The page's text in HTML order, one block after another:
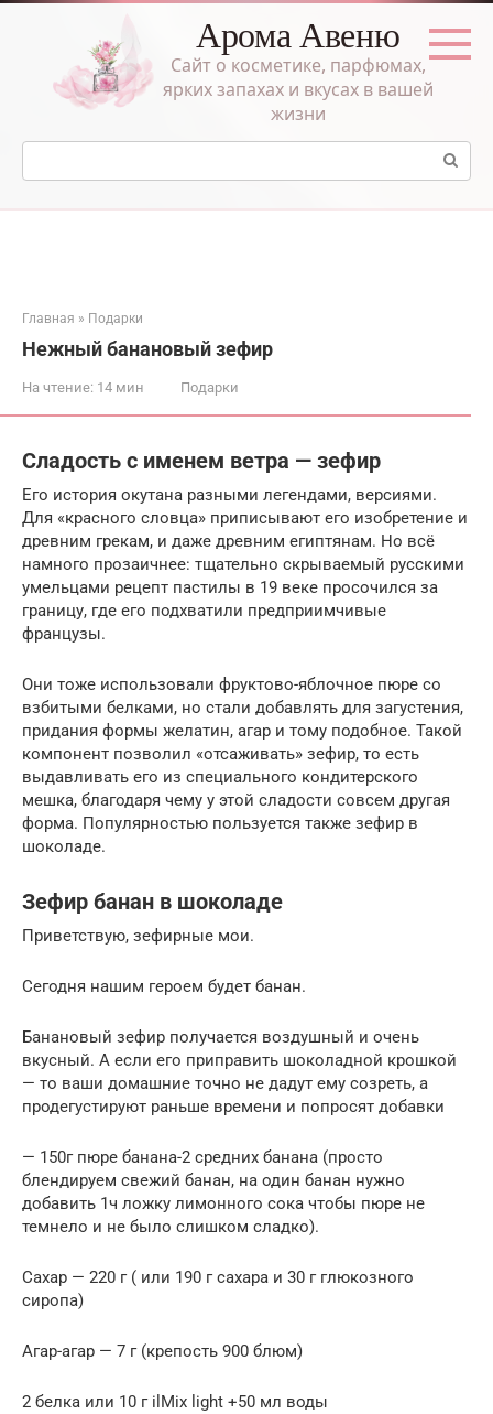
Перейти
Арома Авеню
Сайт о косметике, парфюмах,
ярких запахах и вкусах в вашей
жизни
Поиск:
Главная » Подарки
Нежный банановый зефир
На чтение: 14 мин Подарки
Сладость с именем ветра — зефир
Его история окутана разными легендами, версиями.
Для «красного словца» приписывают его изобретение и
древним грекам, и даже древним египтянам. Но всё
намного прозаичнее: тщательно скрываемый русскими
умельцами рецепт пастилы в 19 веке просочился за
границу, где его подхватили предприимчивые
французы.
Они тоже использовали фруктово-яблочное пюре со
взбитыми белками, но стали добавлять для загустения,
придания формы желатин, агар и тому подобное. Такой
компонент позволил «отсаживать» зефир, то есть
выдавливать его из специального кондитерского
мешка, благодаря чему у этой сладости совсем другая
форма. Популярностью пользуется также зефир в
шоколаде.
Зефир банан в шоколаде
Приветствую, зефирные мои.
Сегодня нашим героем будет банан.
Банановый зефир получается воздушный и очень
вкусный. А если его приправить шоколадной крошкой
— то ваши домашние точно не дадут ему созреть, а
продегустируют раньше времени и попросят добавки
— 150г пюре банана-2 средних банана (просто
блендируем свежий банан, на один банан нужно
добавить 1ч ложку лимонного сока чтобы пюре не
темнело и не было слишком сладко).
Сахар — 220 г ( или 190 г сахара и 30 г глюкозного
сиропа)
Агар-агар — 7 г (крепость 900 блюм)
2 белка или 10 г ilMix light +50 мл воды